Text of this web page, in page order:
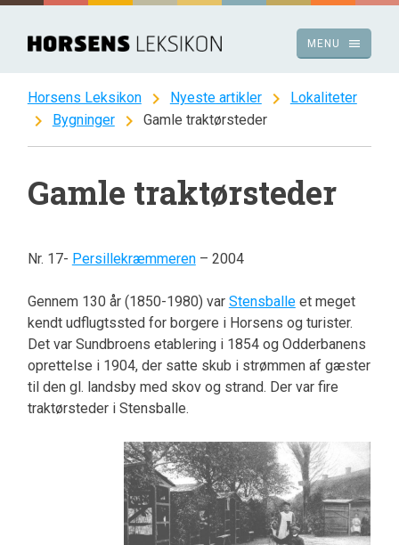
Spring
indhold
menu
MENU
Horsens Leksikon chevron_right Nyeste artikler chevron_right Lokaliteter
chevron_right Bygninger chevron_right Gamle traktørsteder
Gamle traktørsteder
Nr. 17- Persillekræmmeren– 2004
Gennem 130 år (1850-1980) var Stensballeet meget
kendt udflugtssted for borgere i Horsens og turister.
Det var Sundbroens etablering i 1854 og Odderbanens
oprettelse i 1904, der satte skub i strømmen af gæster
til den gl. landsby med skov og strand. Der var fire
traktørsteder i Stensballe.